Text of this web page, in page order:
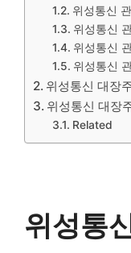
위성통신
위성통신
위성통신
위성통신
위성통신 대장
위성통신 대장
Related
위성통